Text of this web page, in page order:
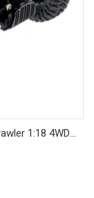
NOVOGODIŠNJA AKCIJA - RC auto Rock Crawler 1:18 4WD – terensko vozilo na daljinsko upravljanje - pogon na sve kotače - domet 50 metara